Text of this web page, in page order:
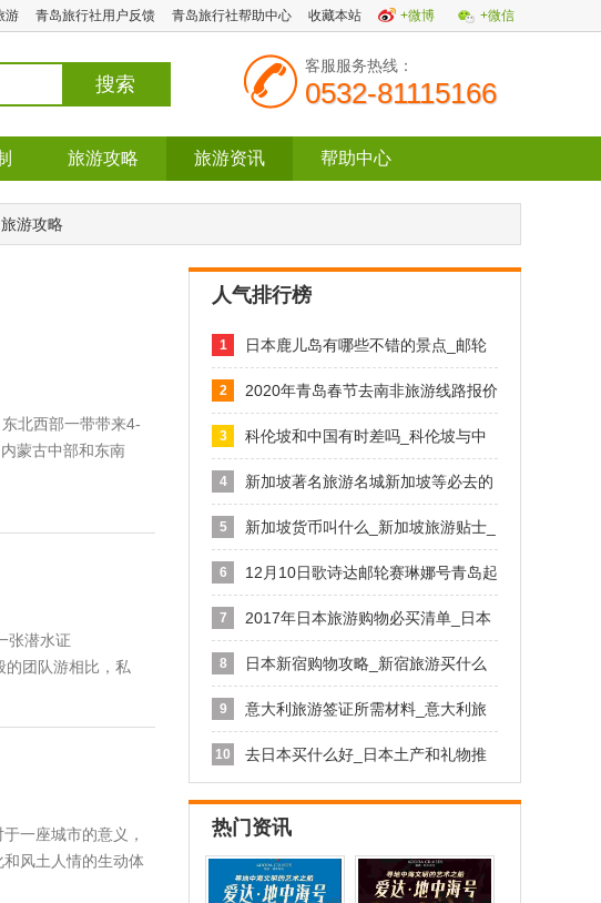
游 青岛旅行社用户反馈 青岛旅行社帮助中心 收藏本站 +微博 +微信
客服服务热线：
0532-81115166
旅游攻略 旅游资讯 帮助中心
旅游攻略
北西部一带带来4-
蒙古中部和东南
张潜水证
团队游相比，私
一座城市的意义，
风土人情的生动体
人气排行榜
1
日本鹿儿岛有哪些不错的景点_邮轮
目的
2 2020年青岛春节去南非旅游线路报价
3
科伦坡和中国有时差吗_科伦坡与中
国的
4
新加坡著名旅游名城新加坡等必去的
旅游
5
新加坡货币叫什么_新加坡旅游贴士_
青
6 12月10日歌诗达邮轮赛琳娜号青岛起
7 2017年日本旅游购物必买清单_日本
8
日本新宿购物攻略_新宿旅游买什么
好
9
意大利旅游签证所需材料_意大利旅
游签
10
去日本买什么好_日本土产和礼物推
热门资讯